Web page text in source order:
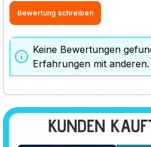
Bewertung schreiben
Keine Bewertungen
Erfahrungen mit anderen.
KUNDEN